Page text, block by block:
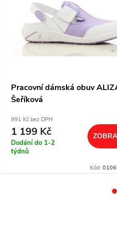
Pracovní dámská obuv
Šeříková
991 Kč bez DPH
1 199 Kč
Dodání do 1-2
týdnů
Kód: